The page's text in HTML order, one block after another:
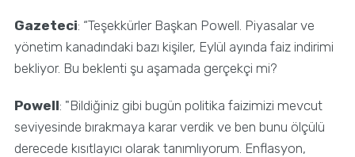
Gazeteci: “Teşekkürler Başkan Powell. Piyasalar ve
yönetim kanadındaki bazı kişiler, Eylül ayında faiz indirimi
bekliyor. Bu beklenti şu aşamada gerçekçi mi?
Powell: "Bildiğiniz gibi bugün politika faizimizi mevcut
seviyesinde bırakmaya karar verdik ve ben bunu ölçülü
derecede kısıtlayıcı olarak tanımlıyorum. Enflasyon,